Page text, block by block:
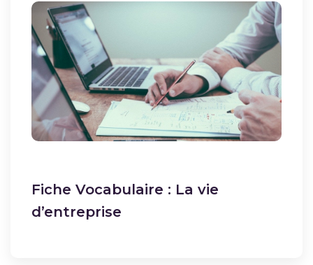
Fiche Vocabulaire : La vie
d’entreprise